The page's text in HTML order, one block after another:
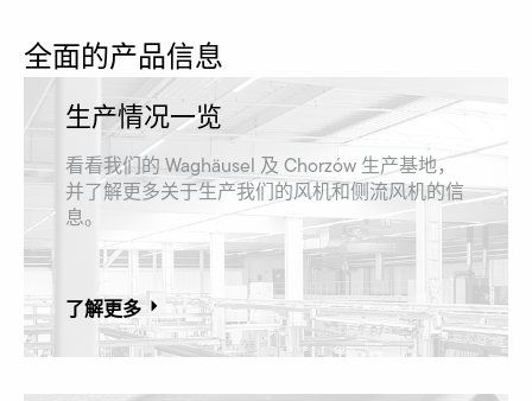
全面的产品信息
生产情况一览
看看我们的 Waghäusel 及 Chorzów 生产基地，
并了解更多关于生产我们的风机和侧流风机的信
息。
了解更多